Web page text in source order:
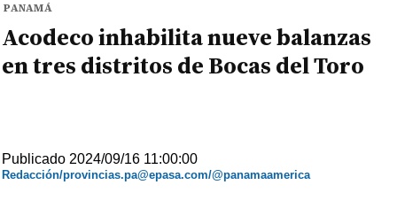
PANAMÁ
Acodeco inhabilita nueve balanzas
en tres distritos de Bocas del Toro
Publicado 2024/09/16 11:00:00
Redacción/provincias.pa@epasa.com/@panamaamerica